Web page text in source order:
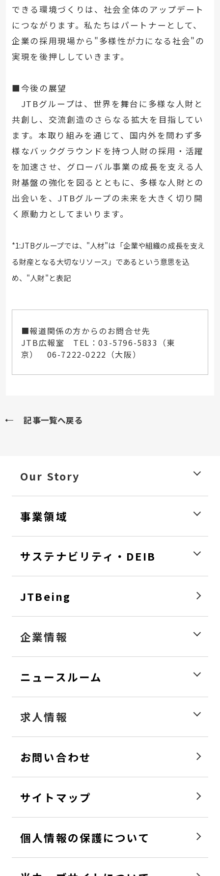
できる環境づくりは、社会全体のアップデート
につながります。私たちはパートナーとして、
企業の採用現場から"多様性が力になる社会"の
実現を後押ししていきます。
■今後の展望
JTBグループは、世界を舞台に多様な人財と
共創し、交流創造のさらなる拡大を目指してい
ます。本取り組みを通じて、国内外を問わず多
様なバックグラウンドを持つ人財の採用・活躍
を加速させ、グローバル事業の成長を支える人
財基盤の強化を図るとともに、多様な人財との
出会いを、JTBグループの未来を大きく切り開
く原動力としてまいります。
*1:JTBグループでは、"人材"は「企業や組織の成長を支え
る財産となる大切なリソース」であるという意思を込
め、"人財"と表記
■報道関係の方からのお問合せ先
JTB広報室 TEL：03-5796-5833（東
京） 06-7222-0222（大阪）
記事一覧へ戻る
Our Story
事業領域
サステナビリティ・DEIB
JTBeing
企業情報
ニュースルーム
求人情報
お問い合わせ
サイトマップ
個人情報の保護について